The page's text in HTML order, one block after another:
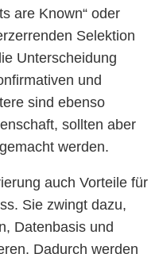
are Known“ oder
Selektion
Unterscheidung
und
sind ebenso
sollten aber
werden.
auch Vorteile für
Sie zwingt dazu,
Datenbasis und
Dadurch werden